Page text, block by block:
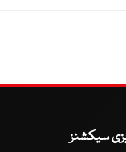
سیکشنز